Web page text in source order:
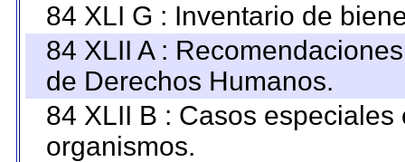
84 XLI G : Inventario de
84 XLII A :
de Derechos Humanos.
84 XLII B : Casos
organismos.